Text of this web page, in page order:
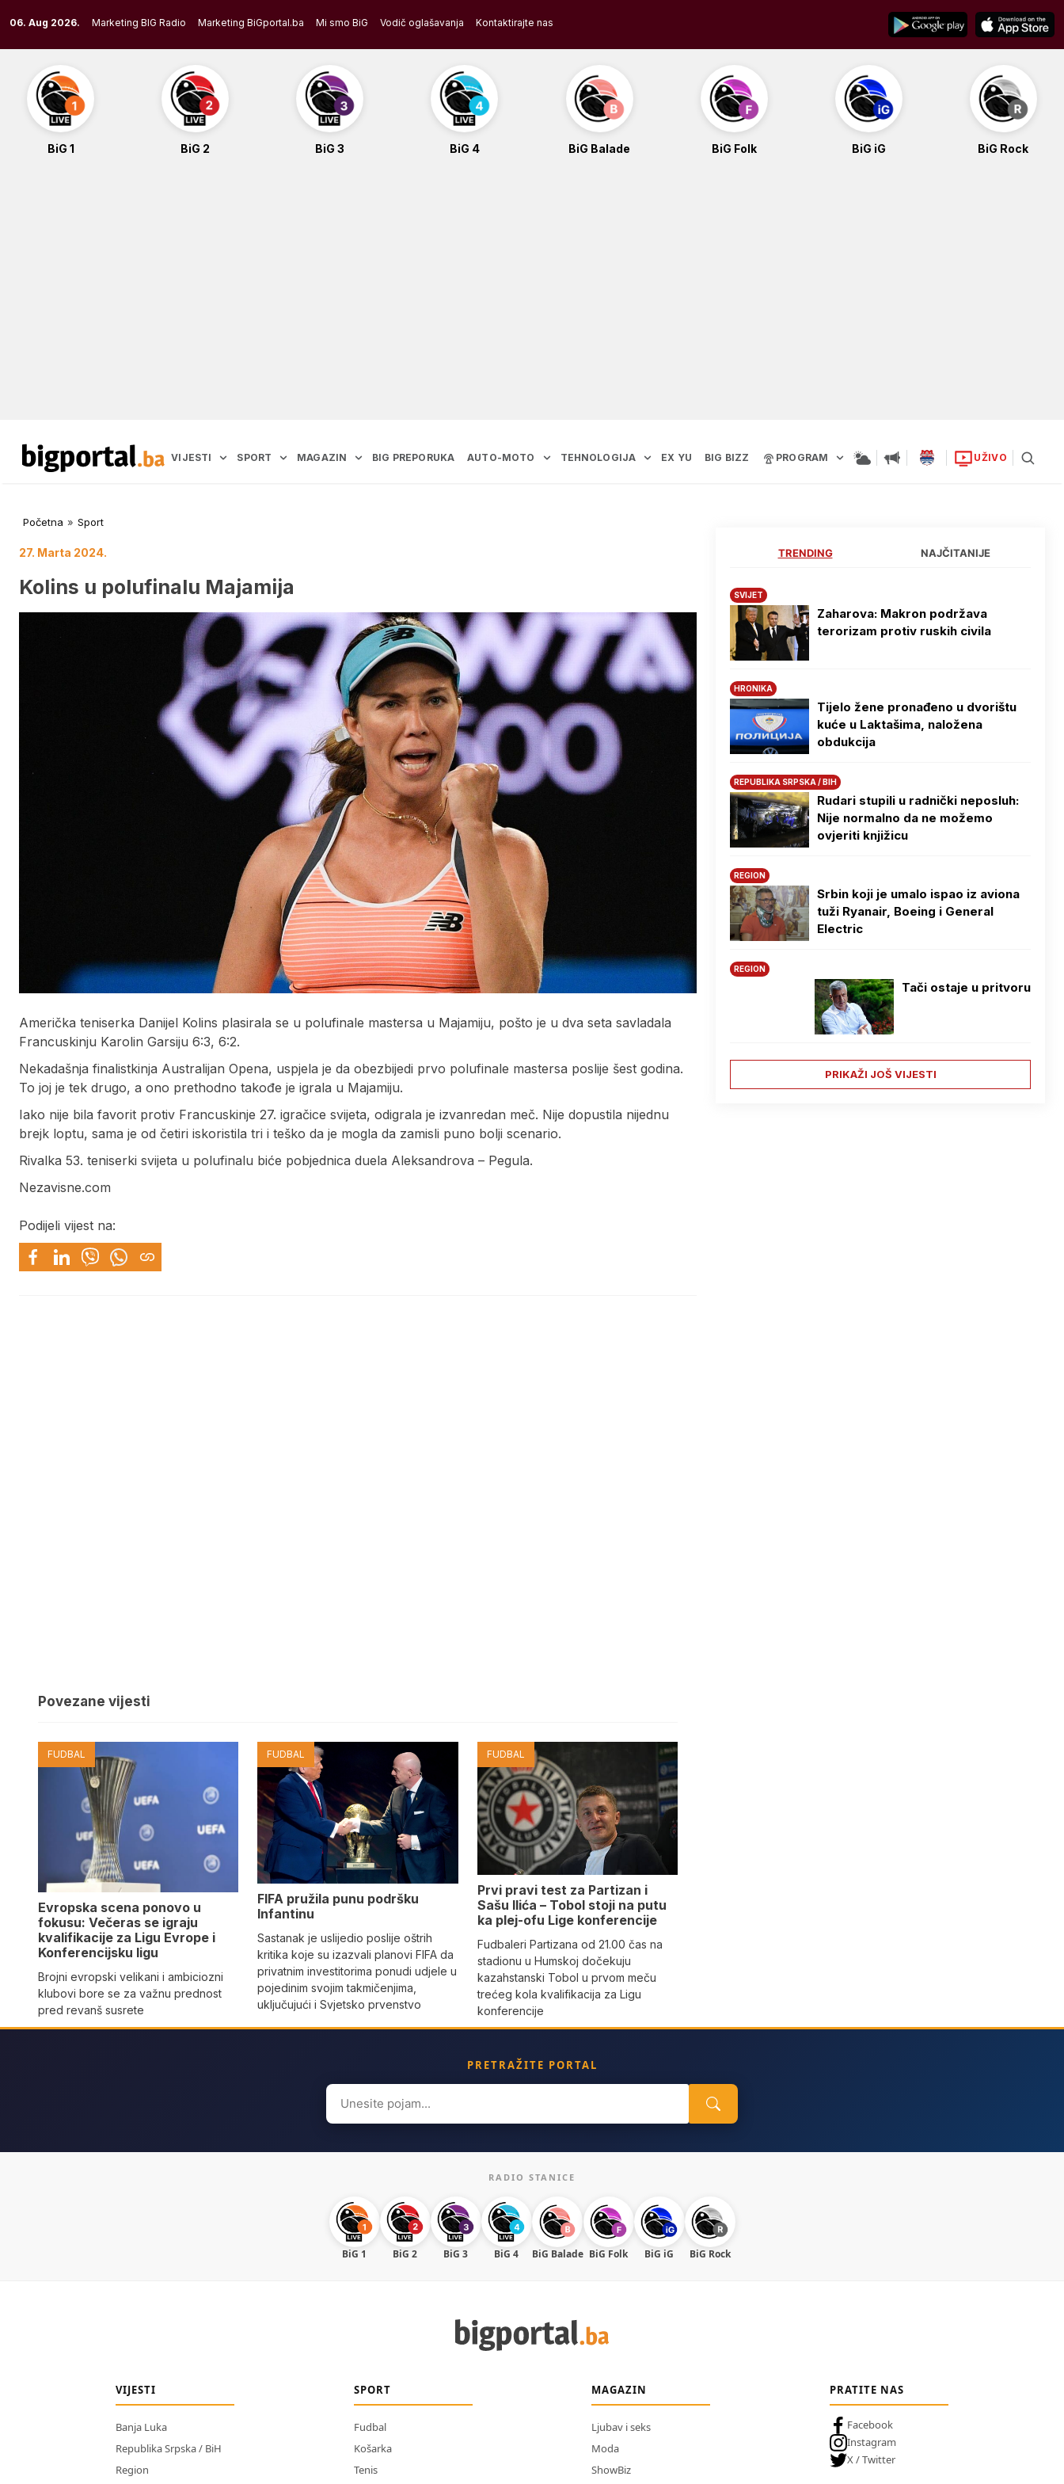
to
content
06. Aug 2026. Marketing BIG Radio Marketing BiGportal.ba Mi smo BiG Vodič oglašavanja Kontaktirajte nas
BiG 1 BiG 2 BiG 3 BiG 4 BiG Balade BiG Folk BiG iG BiG Rock
VIJESTI SPORT MAGAZIN BIG PREPORUKA AUTO-MOTO TEHNOLOGIJA EX YU BIG BIZZ PROGRAM UŽIVO
Početna » Sport
27. Marta 2024.
Kolins u polufinalu Majamija
Američka teniserka Danijel Kolins plasirala se u polufinale mastersa u Majamiju, pošto je u dva seta savladala
Francuskinju Karolin Garsiju 6:3, 6:2.
Nekadašnja finalistkinja Australijan Opena, uspjela je da obezbijedi prvo polufinale mastersa poslije šest godina.
To joj je tek drugo, a ono prethodno takođe je igrala u Majamiju.
Iako nije bila favorit protiv Francuskinje 27. igračice svijeta, odigrala je izvanredan meč. Nije dopustila nijednu
brejk loptu, sama je od četiri iskoristila tri i teško da je mogla da zamisli puno bolji scenario.
Rivalka 53. teniserki svijeta u polufinalu biće pobjednica duela Aleksandrova – Pegula.
Nezavisne.com
Podijeli vijest na:
Povezane vijesti
FUDBAL
Evropska scena ponovo u
fokusu: Večeras se igraju
kvalifikacije za Ligu Evrope i
Konferencijsku ligu
Brojni evropski velikani i ambiciozni
klubovi bore se za važnu prednost
pred revanš susrete
FUDBAL
FIFA pružila punu podršku
Infantinu
Sastanak je uslijedio poslije oštrih
kritika koje su izazvali planovi FIFA da
privatnim investitorima ponudi udjele u
pojedinim svojim takmičenjima,
uključujući i Svjetsko prvenstvo
FUDBAL
Prvi pravi test za Partizan i
Sašu Ilića – Tobol stoji na putu
ka plej-ofu Lige konferencije
Fudbaleri Partizana od 21.00 čas na
stadionu u Humskoj dočekuju
kazahstanski Tobol u prvom meču
trećeg kola kvalifikacija za Ligu
konferencije
TRENDING NAJČITANIJE
SVIJET
Zaharova: Makron podržava
terorizam protiv ruskih civila
HRONIKA
Tijelo žene pronađeno u dvorištu
kuće u Laktašima, naložena
obdukcija
REPUBLIKA SRPSKA / BIH
Rudari stupili u radnički neposluh:
Nije normalno da ne možemo
ovjeriti knjižicu
REGION
Srbin koji je umalo ispao iz aviona
tuži Ryanair, Boeing i General
Electric
REGION
Tači ostaje u pritvoru
PRIKAŽI JOŠ VIJESTI
PRETRAŽITE PORTAL
Search
for:
RADIO STANICE
BiG 1 BiG 2 BiG 3 BiG 4 BiG Balade BiG Folk BiG iG BiG Rock
VIJESTI
Banja Luka
Republika Srpska / BiH
Region
SPORT
Fudbal
Košarka
Tenis
MAGAZIN
Ljubav i seks
Moda
ShowBiz
PRATITE NAS
Facebook
Instagram
X / Twitter